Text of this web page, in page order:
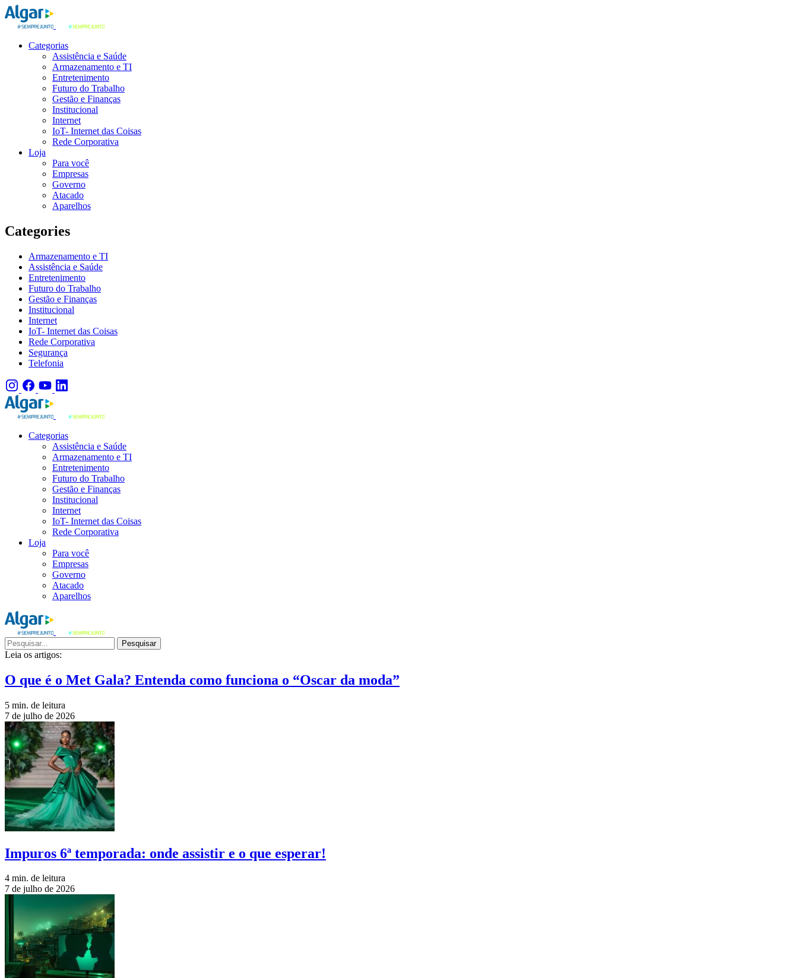
Categorias
Assistência e Saúde
Armazenamento e TI
Entretenimento
Futuro do Trabalho
Gestão e Finanças
Institucional
Internet
IoT- Internet das Coisas
Rede Corporativa
Loja
Para você
Empresas
Governo
Atacado
Aparelhos
Categories
Armazenamento e TI
Assistência e Saúde
Entretenimento
Futuro do Trabalho
Gestão e Finanças
Institucional
Internet
IoT- Internet das Coisas
Rede Corporativa
Segurança
Telefonia
Categorias
Assistência e Saúde
Armazenamento e TI
Entretenimento
Futuro do Trabalho
Gestão e Finanças
Institucional
Internet
IoT- Internet das Coisas
Rede Corporativa
Loja
Para você
Empresas
Governo
Atacado
Aparelhos
Pesquisar
Leia os artigos:
O que é o Met Gala? Entenda como funciona o “Oscar da moda”
5 min. de leitura
7 de julho de 2026
Impuros 6ª temporada: onde assistir e o que esperar!
4 min. de leitura
7 de julho de 2026